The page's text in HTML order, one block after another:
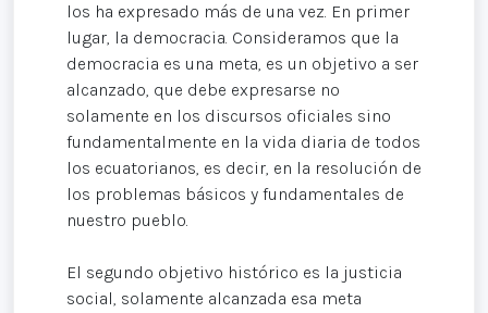
los ha expresado más de una vez. En primer
lugar, la democracia. Consideramos que la
democracia es una meta, es un objetivo a ser
alcanzado, que debe expresarse no
solamente en los discursos oficiales sino
fundamentalmente en la vida diaria de todos
los ecuatorianos, es decir, en la resolución de
los problemas básicos y fundamentales de
nuestro pueblo.
El segundo objetivo histórico es la justicia
social, solamente alcanzada esa meta